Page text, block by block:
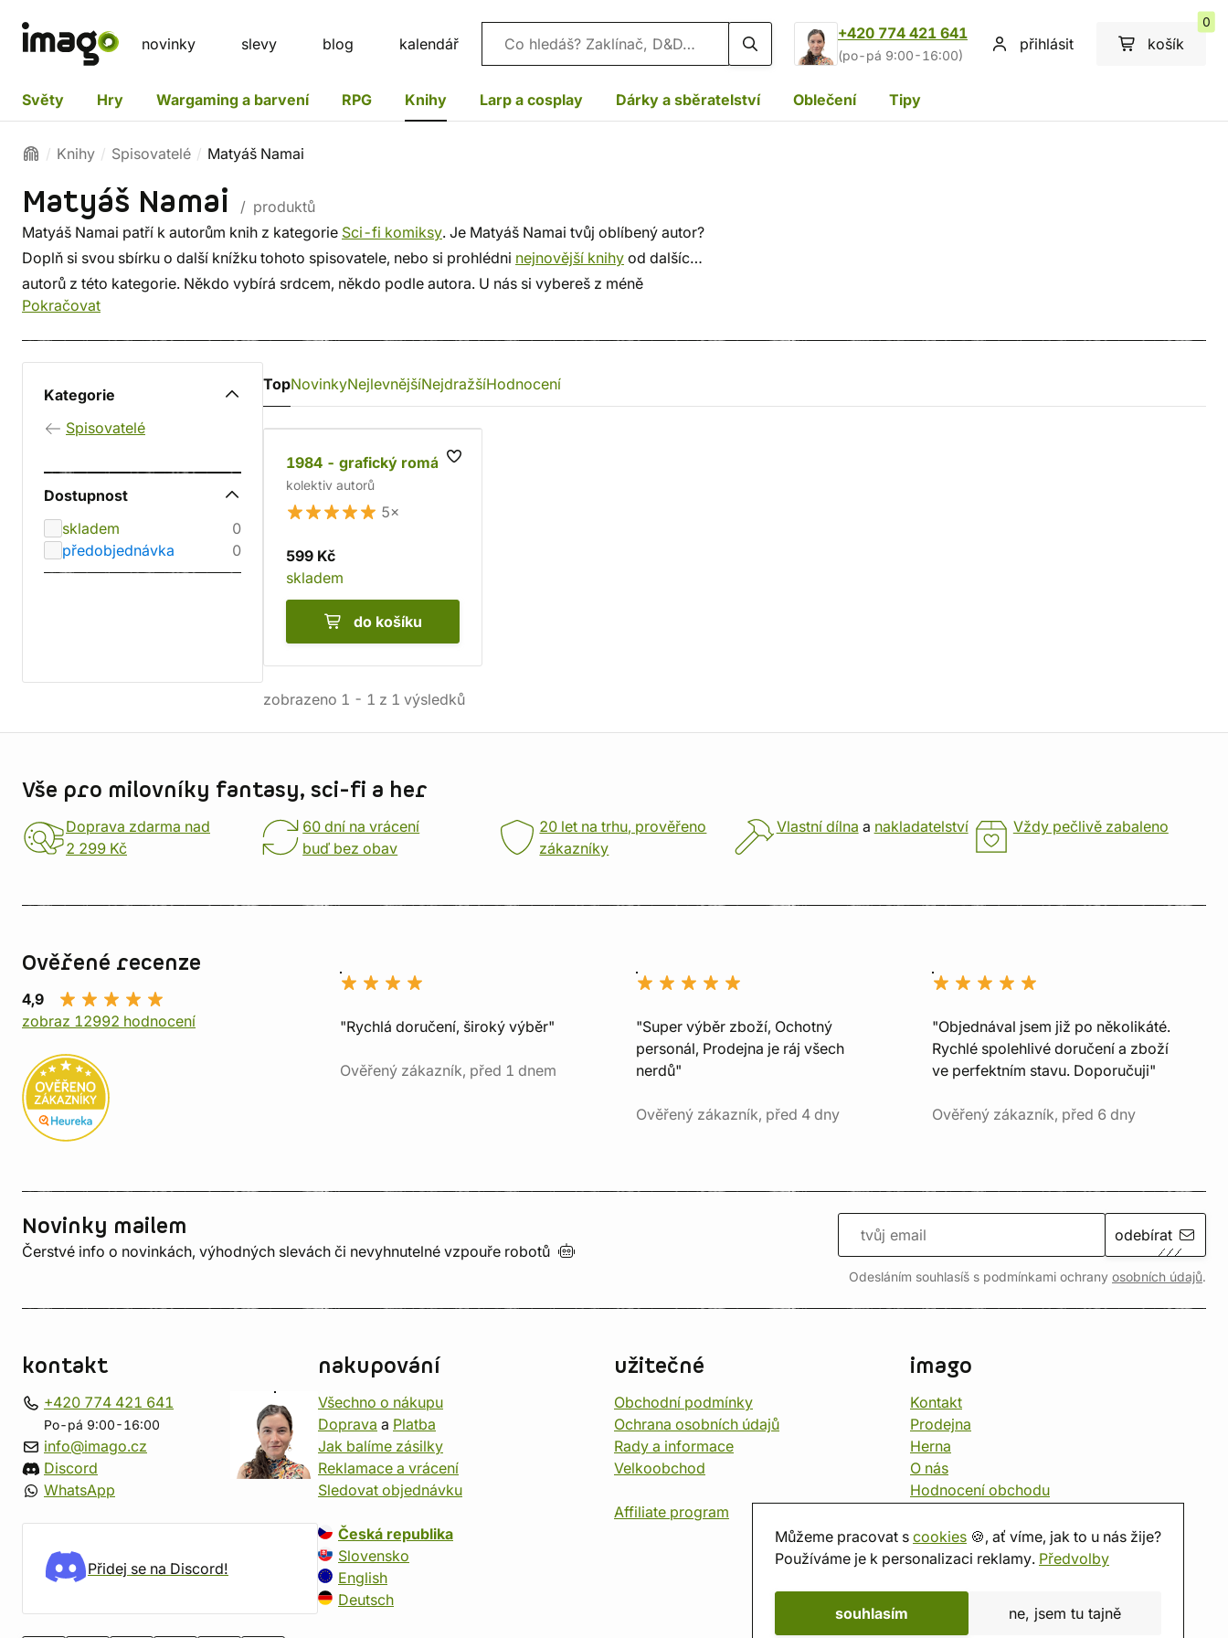
novinky slevy blog kalendář Vyhledávání
+420 774 421 641
(po-pá 9:00-16:00)
přihlásit košík
0
Světy Hry Wargaming a barvení RPG Knihy Larp a cosplay Dárky a sběratelství Oblečení Tipy
Knihy Spisovatelé Matyáš Namai
Matyáš Namai
/ produktů
Matyáš Namai patří k autorům knih z kategorie Sci-fi komiksy. Je Matyáš Namai tvůj oblíbený autor?
Doplň si svou sbírku o další knížku tohoto spisovatele, nebo si prohlédni nejnovější knihy od dalších
autorů z této kategorie. Někdo vybírá srdcem, někdo podle autora. U nás si vybereš z méně
známých i z těch proslulých. ✔️ Nabízíme levnou dopravu, rychlé dodání a bezpečný nákup!
Pokračovat
Kategorie
Spisovatelé
Dostupnost
skladem
0
předobjednávka
0
TopNovinkyNejlevnějšíNejdražšíHodnocení
1984 - grafický román
kolektiv autorů
5×
599 Kč
skladem
do košíku
zobrazeno 1 - 1 z 1 výsledků
Můžeme pracovat s cookies 🍪, ať víme, jak to u nás žije?
Používáme je k personalizaci reklamy. Předvolby
souhlasím ne, jsem tu tajně
Vše pro milovníky fantasy, sci-fi a her
Doprava zdarma nad
2 299 Kč
60 dní na vrácení
buď bez obav
20 let na trhu, prověřeno
zákazníky
Vlastní dílna a nakladatelství Vždy pečlivě zabaleno
Ověřené recenze
4,9
zobraz 12992 hodnocení
"Rychlá doručení, široký výběr"
Ověřený zákazník, před 1 dnem
"Super výběr zboží, Ochotný
personál, Prodejna je ráj všech
nerdů"
Ověřený zákazník, před 4 dny
"Objednával jsem již po několikáté.
Rychlé spolehlivé doručení a zboží
ve perfektním stavu. Doporučuji"
Ověřený zákazník, před 6 dny
Novinky mailem
Čerstvé info o novinkách, výhodných slevách či nevyhnutelné vzpouře robotů
odebírat
Odesláním souhlasíš s podmínkami ochrany osobních údajů.
kontakt
+420 774 421 641
Po-pá 9:00-16:00
info@imago.cz
Discord
WhatsApp
Přidej se na Discord!
nakupování
Všechno o nákupu
Doprava a Platba
Jak balíme zásilky
Reklamace a vrácení
Sledovat objednávku
Česká republika
Slovensko
English
Deutsch
užitečné
Obchodní podmínky
Ochrana osobních údajů
Rady a informace
Velkoobchod
Affiliate program
imago
Kontakt
Prodejna
Herna
O nás
Hodnocení obchodu
Kalendář
imago.blog